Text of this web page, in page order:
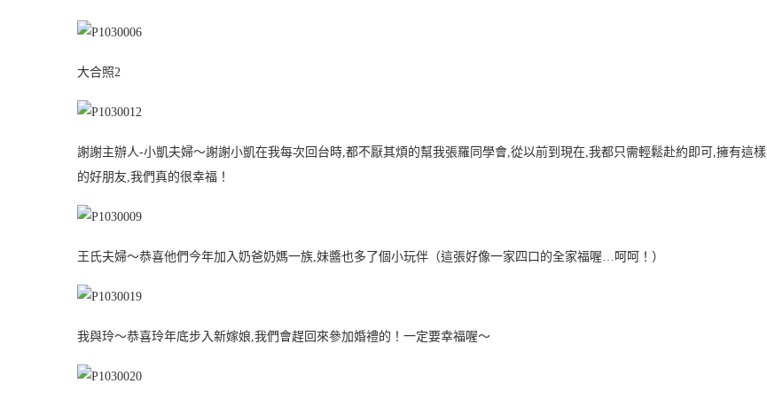
大合照2
謝謝主辦人-小凱夫婦～謝謝小凱在我每次回台時,都不厭其煩的幫我張羅同學會,從以前到現在,我都只需輕鬆赴約即可,擁有這樣
的好朋友,我們真的很幸福！
王氏夫婦～恭喜他們今年加入奶爸奶媽一族,妹醬也多了個小玩伴（這張好像一家四口的全家福喔…呵呵！）
我與玲～恭喜玲年底步入新嫁娘,我們會趕回來參加婚禮的！一定要幸福喔～